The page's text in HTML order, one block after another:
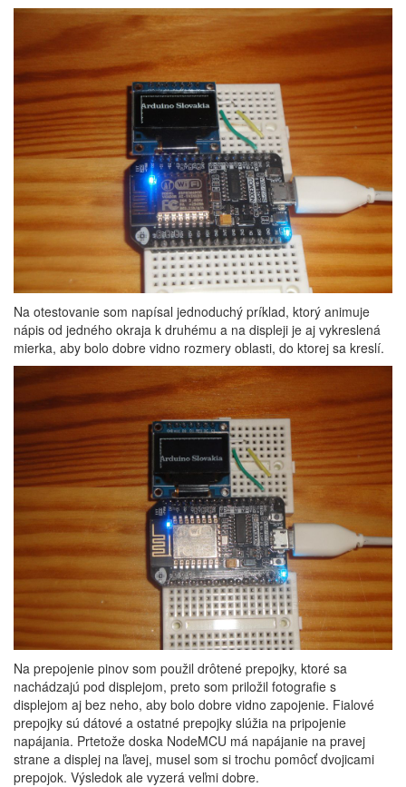
Na otestovanie som napísal jednoduchý príklad, ktorý animuje
nápis od jedného okraja k druhému a na displeji je aj vykreslená
mierka, aby bolo dobre vidno rozmery oblasti, do ktorej sa kreslí.
Na prepojenie pinov som použil drôtené prepojky, ktoré sa
nachádzajú pod displejom, preto som priložil fotografie s
displejom aj bez neho, aby bolo dobre vidno zapojenie. Fialové
prepojky sú dátové a ostatné prepojky slúžia na pripojenie
napájania. Prtetože doska NodeMCU má napájanie na pravej
strane a displej na ľavej, musel som si trochu pomôcť dvojicami
prepojok. Výsledok ale vyzerá veľmi dobre.